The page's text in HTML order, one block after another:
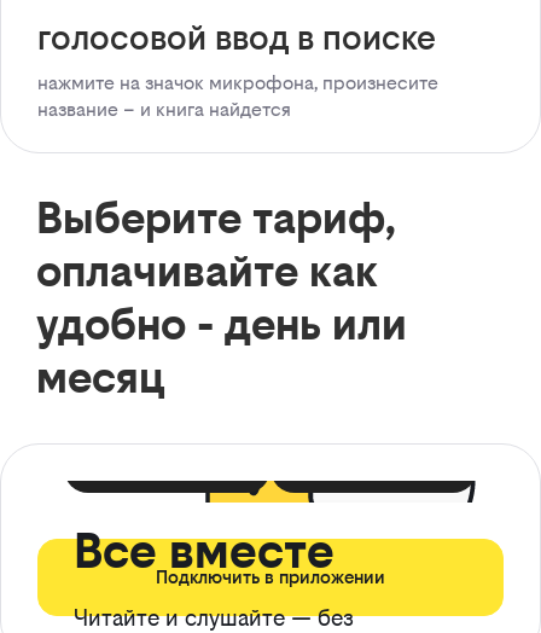
голосовой ввод в поиске
нажмите на значок микрофона, произнесите
название – и книга найдется
Выберите тариф,
оплачивайте как
удобно - день или
месяц
Все вместе
Читайте и слушайте — без
Подключить в приложении